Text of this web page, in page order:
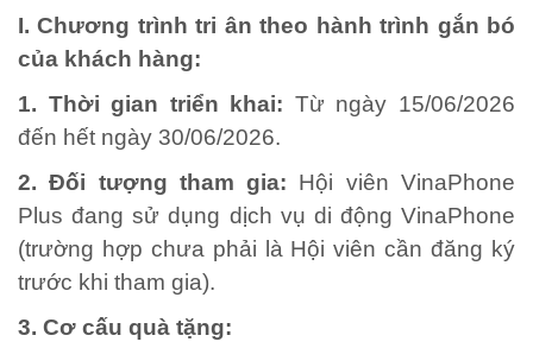
I. Chương trình tri ân theo hành trình gắn bó
của khách hàng:
1. Thời gian triển khai: Từ ngày 15/06/2026
đến hết ngày 30/06/2026.
2. Đối tượng tham gia: Hội viên VinaPhone
Plus đang sử dụng dịch vụ di động VinaPhone
(trường hợp chưa phải là Hội viên cần đăng ký
trước khi tham gia).
3. Cơ cấu quà tặng: